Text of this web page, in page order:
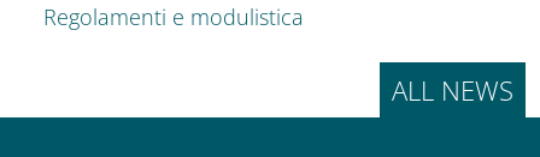
Regolamenti e modulistica
ALL NEWS